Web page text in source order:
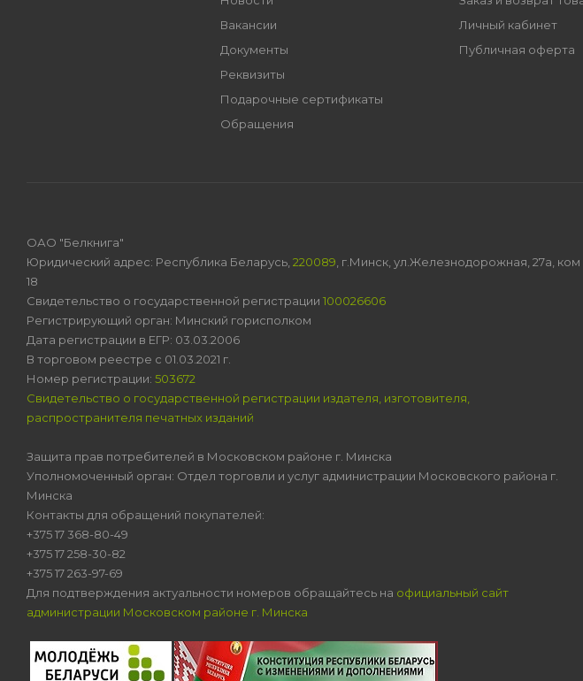
Вакансии
Документы
Реквизиты
Подарочные сертификаты
Обращения
Личный кабинет
Публичная оферта
ОАО "Белкнига"
Юридический адрес: Республика Беларусь, 220089 , г.Минск, ул.Железнодорожная, 27а, ком
18
Свидетельство о государственной регистрации 100026606
Регистрирующий орган: Минский горисполком
Дата регистрации в ЕГР: 03.03.2006
В торговом реестре с 01.03.2021 г.
Номер регистрации: 503672
Свидетельство о государственной регистрации издателя, изготовителя,
распространителя печатных изданий
Защита прав потребителей в Московском районе г. Минска
Уполномоченный орган: Отдел торговли и услуг администрации Московского района г.
Минска
Контакты для обращений покупателей:
+375 17 368-80-49
+375 17 258-30-82
+375 17 263-97-69
Для подтверждения актуальности номеров обращайтесь на официальный сайт
администрации Московском районе г. Минска